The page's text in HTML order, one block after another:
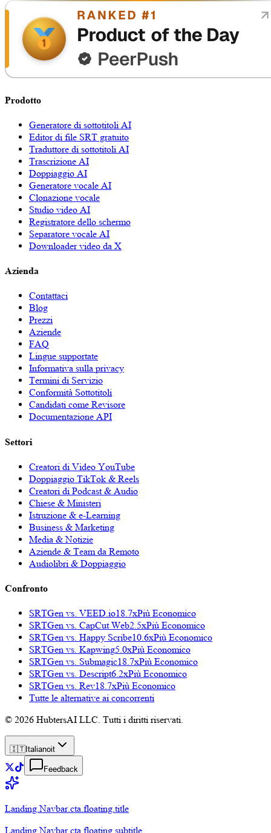
Prodotto
Generatore di sottotitoli AI
Editor di file SRT gratuito
Traduttore di sottotitoli AI
Trascrizione AI
Doppiaggio AI
Generatore vocale AI
Clonazione vocale
Studio video AI
Registratore dello schermo
Separatore vocale AI
Downloader video da X
Azienda
Contattaci
Blog
Prezzi
Aziende
FAQ
Lingue supportate
Informativa sulla privacy
Termini di Servizio
Conformità Sottotitoli
Candidati come Revisore
Documentazione API
Settori
Creatori di Video YouTube
Doppiaggio TikTok & Reels
Creatori di Podcast & Audio
Chiese & Ministeri
Istruzione & e-Learning
Business & Marketing
Media & Notizie
Aziende & Team da Remoto
Audiolibri & Doppiaggio
Confronto
SRTGen vs. VEED.io18.7xPiù Economico
SRTGen vs. CapCut Web2.5xPiù Economico
SRTGen vs. Happy Scribe10.6xPiù Economico
SRTGen vs. Kapwing5.0xPiù Economico
SRTGen vs. Submagic18.7xPiù Economico
SRTGen vs. Descript6.2xPiù Economico
SRTGen vs. Rev18.7xPiù Economico
Tutte le alternative ai concorrenti
© 2026 HubtersAI LLC. Tutti i diritti riservati.
🇮🇹Italianoit
Feedback
Landing.Navbar.cta.floating.title
Landing.Navbar.cta.floating.subtitle